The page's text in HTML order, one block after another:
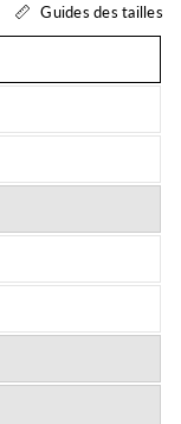
Guides des tailles